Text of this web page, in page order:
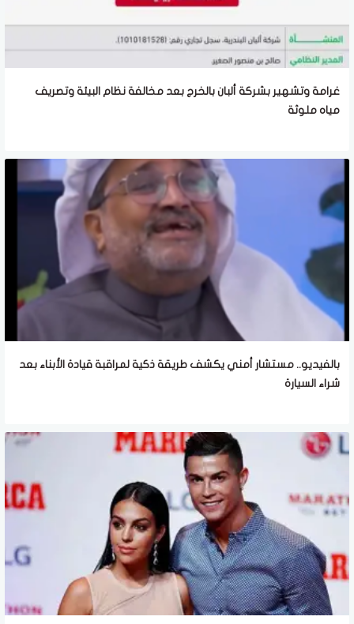
غرامة وتشهير بشركة ألبان بالخرج بعد مخالفة نظام البيئة وتصريف
مياه ملوثة
بالفيديو.. مستشار أمني يكشف طريقة ذكية لمراقبة قيادة الأبناء بعد
شراء السيارة